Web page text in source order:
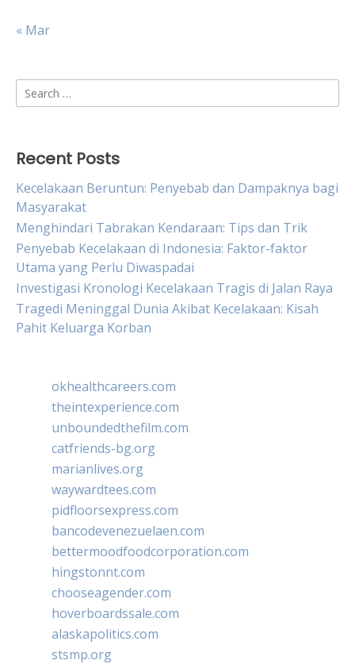
« Mar
Search
for:
Recent Posts
Kecelakaan Beruntun: Penyebab dan Dampaknya bagi
Masyarakat
Menghindari Tabrakan Kendaraan: Tips dan Trik
Penyebab Kecelakaan di Indonesia: Faktor-faktor
Utama yang Perlu Diwaspadai
Investigasi Kronologi Kecelakaan Tragis di Jalan Raya
Tragedi Meninggal Dunia Akibat Kecelakaan: Kisah
Pahit Keluarga Korban
okhealthcareers.com
theintexperience.com
unboundedthefilm.com
catfriends-bg.org
marianlives.org
waywardtees.com
pidfloorsexpress.com
bancodevenezuelaen.com
bettermoodfoodcorporation.com
hingstonnt.com
chooseagender.com
hoverboardssale.com
alaskapolitics.com
stsmp.org